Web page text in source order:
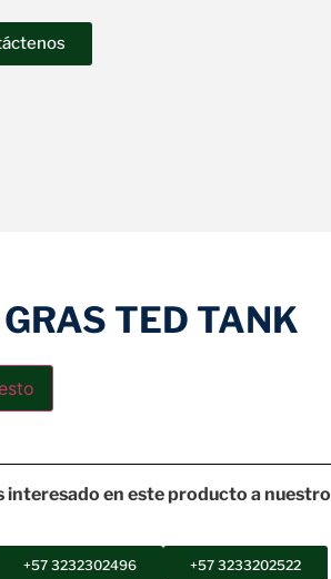
TED TANK
interesado en este producto a nuestro
+57 3232302496 +57 3233202522